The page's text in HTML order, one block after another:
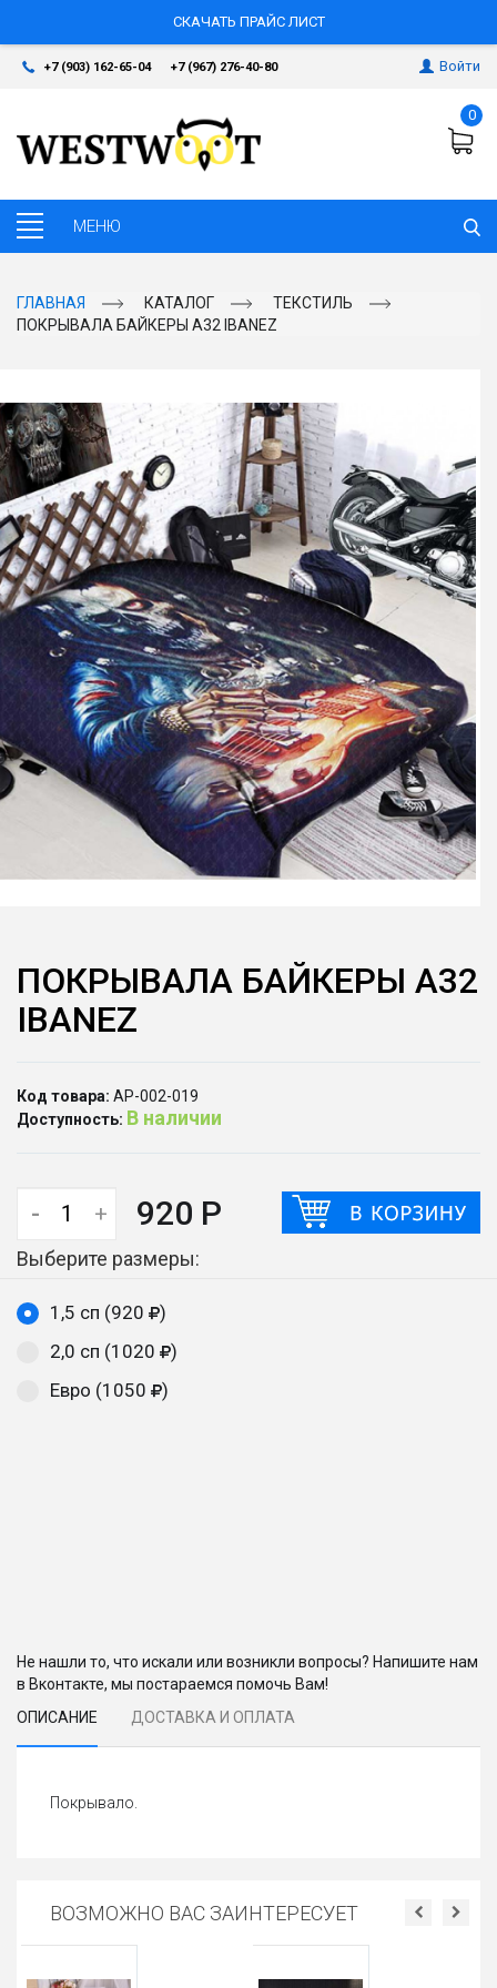
СКАЧАТЬ ПРАЙС ЛИСТ
+7 (903) 162-65-04 +7 (967) 276-40-80 Войти
0
ГЛАВНАЯ КАТАЛОГ
ТЕКСТИЛЬ
ПОКРЫВАЛА БАЙКЕРЫ А32 IBANEZ
ПОКРЫВАЛА БАЙКЕРЫ А32
IBANEZ
Код товара: АР-002-019
Доступность: В наличии
- + 920 Р
Выберите размеры:
1,5 сп (920
)
2,0 сп (1020
)
Евро (1050
)
Не нашли то, что искали или возникли вопросы? Напишите нам
в Вконтакте, мы постараемся помочь Вам!
ОПИСАНИЕ
ДОСТАВКА И ОПЛАТА
Покрывало.
ВОЗМОЖНО ВАС ЗАИНТЕРЕСУЕТ